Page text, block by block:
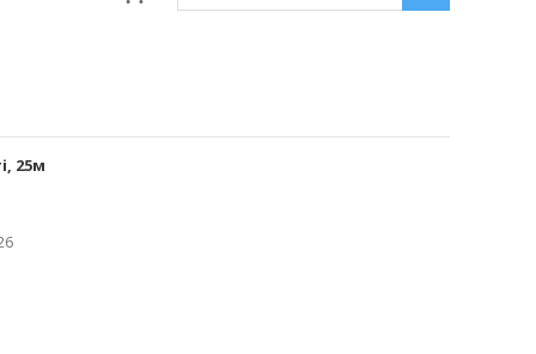
25м